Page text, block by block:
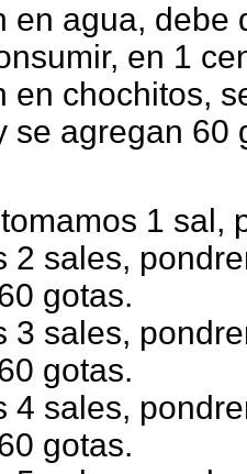
en agua, debe
en 1
en chochitos,
se agregan 60
1 sal,
2 sales,
gotas.
3 sales,
gotas.
4 sales,
gotas.